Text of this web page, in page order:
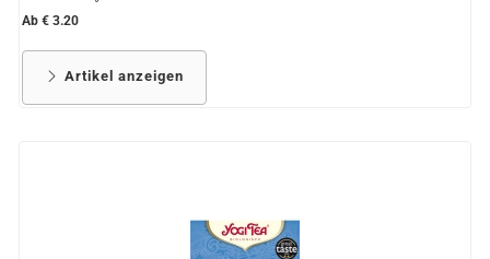
Ab € 3.20
Artikel anzeigen